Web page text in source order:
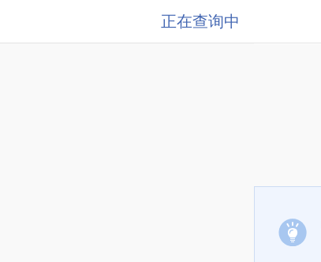
正在查询中